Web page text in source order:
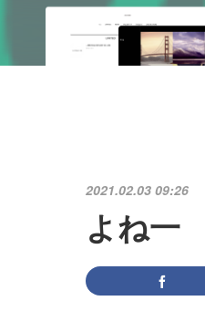
2021.02.03 09:26
よね一